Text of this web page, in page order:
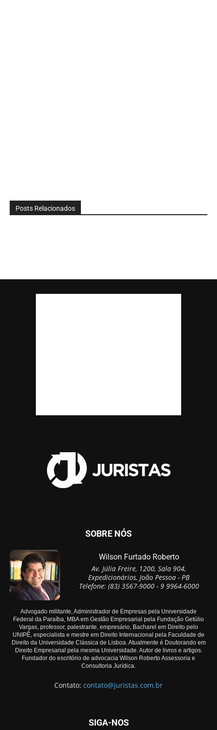
Posts Relacionados
SOBRE NÓS
Wilson Furtado Roberto
Av. Júlia Freire, 1200, Sala 904,
Expedicionários, João Pessoa - PB
Telefone: (83) 3567-9000 - 9 9964-6000
Advogado militante, Administrador de Empresas pela Universidade
Federal da Paraíba, MBA em Gestão Empresarial pela Fundação Getúlio
Vargas, professor, palestrante, empresário, Bacharel em Direito pelo
UNIPÊ, especialista e mestre em Direito Internacional pela Faculdade de
Direito da Universidade Clássica de Lisboa. Atualmente é Doutorando em
Direito Empresarial pela mesma Universidade. Autor de livros e artigos.
Fundador do escritório de advocacia Wilson Roberto Assessoria e
Consultoria Jurídica.
Contato: contato@juristas.com.br
SIGA-NOS